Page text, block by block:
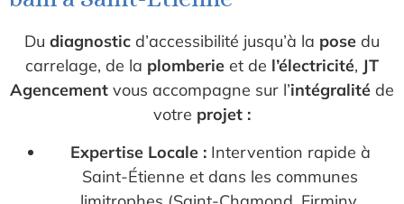
Du diagnostic d’accessibilité jusqu’à la pose du
carrelage, de la plomberie et de l’électricité, JT
Agencement vous accompagne sur l’intégralité de
votre projet :
Expertise Locale :Intervention rapide à
Saint-Étienne et dans les communes